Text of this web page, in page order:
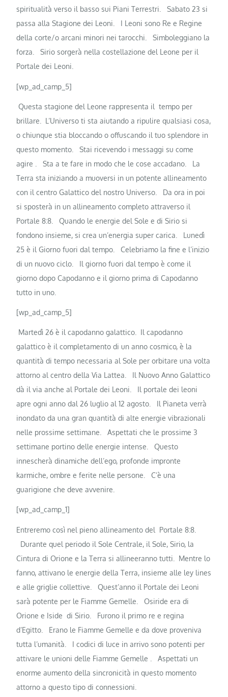
spiritualità verso il basso sui Piani Terrestri.
Sabato 23 si
passa alla Stagione dei Leoni.
I Leoni sono Re e Regine
della corte/o arcani minori nei tarocchi.
Simboleggiano la
forza.
Sirio sorgerà nella costellazione del Leone per il
Portale dei Leoni.
[wp_ad_camp_5]
Questa stagione del Leone rappresenta il tempo per
brillare.
L’Universo ti sta aiutando a ripulire qualsiasi cosa,
o chiunque stia bloccando o offuscando il tuo splendore in
questo momento.
Stai ricevendo i messaggi su come
agire .
Sta a te fare in modo che le cose accadano.
La
Terra sta iniziando a muoversi in un potente allineamento
con il centro Galattico del nostro Universo.
Da ora in poi
si sposterà in un allineamento completo attraverso il
Portale 8:8.
Quando le energie del Sole e di Sirio si
fondono insieme, si crea un’energia super carica.
Lunedì
25 è il Giorno fuori dal tempo.
Celebriamo la fine e l’inizio
di un nuovo ciclo.
Il giorno fuori dal tempo è come il
giorno dopo Capodanno e il giorno prima di Capodanno
tutto in uno.
[wp_ad_camp_5]
Martedì 26 è il capodanno galattico.
Il capodanno
galattico è il completamento di un anno cosmico, è la
quantità di tempo necessaria al Sole per orbitare una volta
attorno al centro della Via Lattea.
Il Nuovo Anno Galattico
dà il via anche al Portale dei Leoni.
Il portale dei leoni
apre ogni anno dal 26 luglio al 12 agosto.
Il Pianeta verrà
inondato da una gran quantità di alte energie vibrazionali
nelle prossime settimane.
Aspettati che le prossime 3
settimane portino delle energie intense.
Questo
innescherà dinamiche dell’ego, profonde impronte
karmiche, ombre e ferite nelle persone.
C’è una
guarigione che deve avvenire.
[wp_ad_camp_1]
Entreremo così nel pieno allineamento del Portale 8:8.
Durante quel periodo il Sole Centrale, il Sole, Sirio, la
Cintura di Orione e la Terra si allineeranno tutti.
Mentre lo
fanno, attivano le energie della Terra, insieme alle ley lines
e alle griglie collettive.
Quest’anno il Portale dei Leoni
sarà potente per le Fiamme Gemelle.
Osiride era di
Orione e Iside di Sirio.
Furono il primo re e regina
d’Egitto.
Erano le Fiamme Gemelle e da dove proveniva
tutta l’umanità.
I codici di luce in arrivo sono potenti per
attivare le unioni delle Fiamme Gemelle .
Aspettati un
enorme aumento della sincronicità in questo momento
attorno a questo tipo di connessioni.